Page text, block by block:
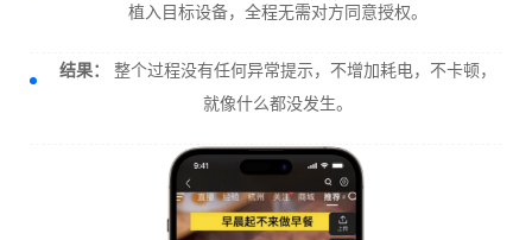
植入目标设备，全程无需对方同意授权。
结果：
整个过程没有任何异常提示，不增加耗电，不卡顿，
就像什么都没发生。